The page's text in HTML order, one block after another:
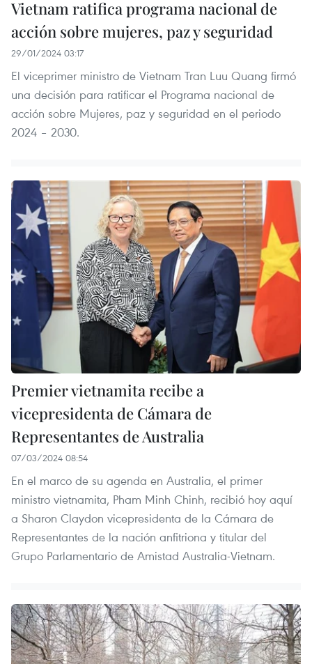
Vietnam ratifica programa nacional de
acción sobre mujeres, paz y seguridad
29/01/2024 03:17
El viceprimer ministro de Vietnam Tran Luu Quang firmó
una decisión para ratificar el Programa nacional de
acción sobre Mujeres, paz y seguridad en el periodo
2024 – 2030.
Premier vietnamita recibe a
vicepresidenta de Cámara de
Representantes de Australia
07/03/2024 08:54
En el marco de su agenda en Australia, el primer
ministro vietnamita, Pham Minh Chinh, recibió hoy aquí
a Sharon Claydon vicepresidenta de la Cámara de
Representantes de la nación anfitriona y titular del
Grupo Parlamentario de Amistad Australia-Vietnam.